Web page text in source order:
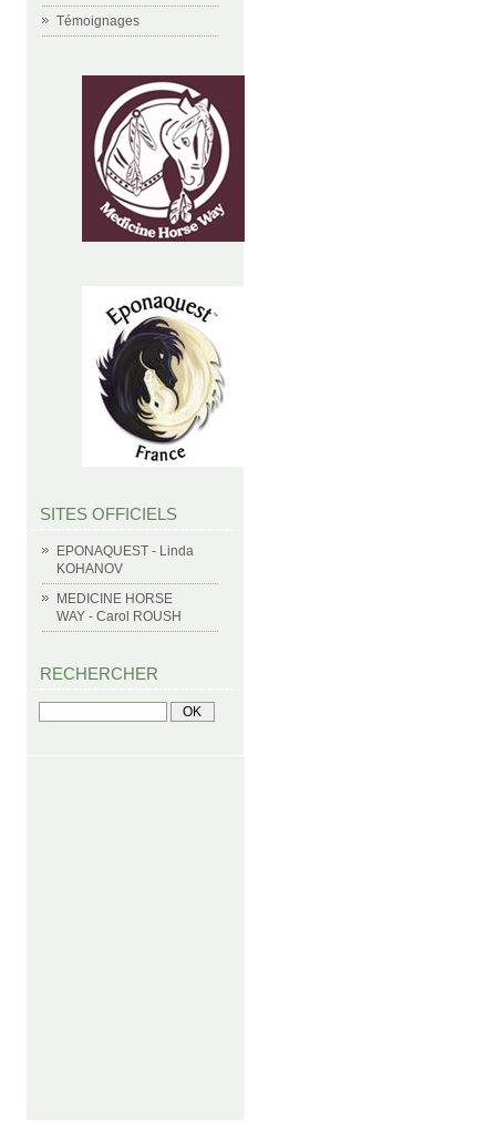
Témoignages
SITES OFFICIELS
EPONAQUEST - Linda
KOHANOV
MEDICINE HORSE
WAY - Carol ROUSH
RECHERCHER